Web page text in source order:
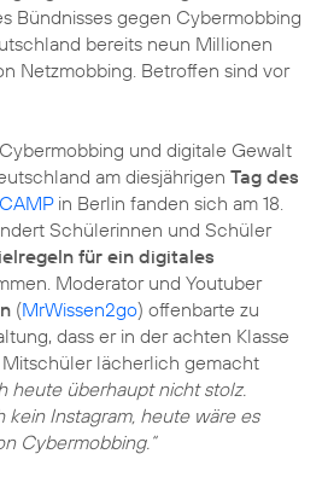
Bündnisses gegen Cybermobbing
bereits neun Millionen
Netzmobbing. Betroffen sind vor
und digitale Gewalt
am diesjährigen Tag des
in Berlin fanden sich am 18.
Schülerinnen und Schüler
für ein digitales
Moderator und Youtuber
(MrWissen2go) offenbarte zu
dass er in der achten Klasse
lächerlich gemacht
heute überhaupt nicht stolz.
kein Instagram, heute wäre es
Cybermobbing.“